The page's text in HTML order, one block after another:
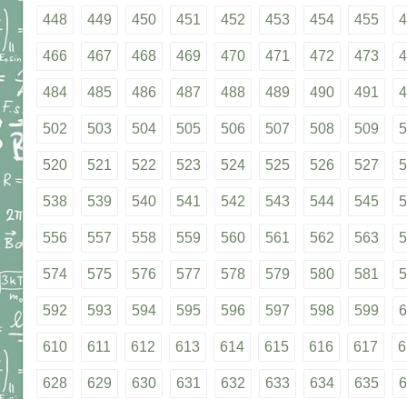
448 449 450 451 452 453 454 455
466 467 468 469 470 471 472 473
484 485 486 487 488 489 490 491
502 503 504 505 506 507 508 509
520 521 522 523 524 525 526 527
538 539 540 541 542 543 544 545
556 557 558 559 560 561 562 563
574 575 576 577 578 579 580 581
592 593 594 595 596 597 598 599
610 611 612 613 614 615 616 617
628 629 630 631 632 633 634 635